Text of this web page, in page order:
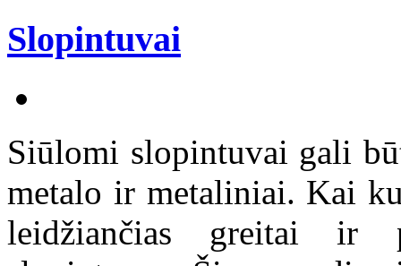
Slopintuvai
Siūlomi slopintuvai gali
metalo ir metaliniai. Kai
leidžiančias greitai ir